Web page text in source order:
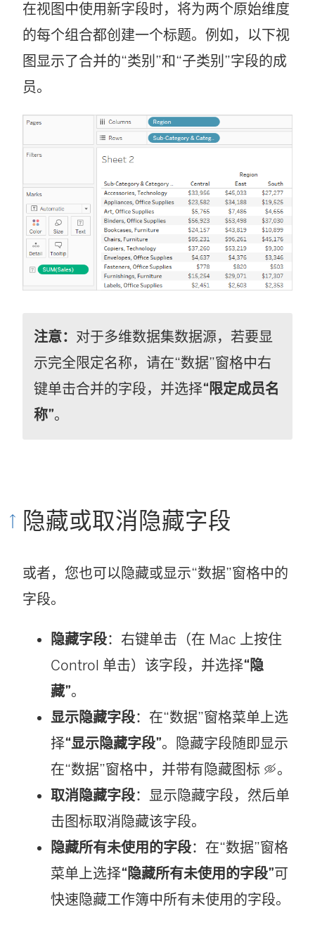
在视图中使用新字段时，将为两个原始维度
的每个组合都创建一个标题。例如，以下视
图显示了合并的“类别”和“子类别”字段的成
员。
注意： 对于多维数据集数据源，若要显
示完全限定名称，请在“数据”窗格中右
键单击合并的字段，并选择“限定成员名
称”。
隐藏或取消隐藏字段
或者，您也可以隐藏或显示“数据”窗格中的
字段。
隐藏字段：右键单击（在 Mac 上按住
Control 单击）该字段，并选择“隐
藏”。
显示隐藏字段：在“数据”窗格菜单上选
择“显示隐藏字段”。隐藏字段随即显示
在“数据”窗格中，并带有隐藏图标
。
取消隐藏字段：显示隐藏字段，然后单
击图标取消隐藏该字段。
隐藏所有未使用的字段：在“数据”窗格
菜单上选择“隐藏所有未使用的字段”可
快速隐藏工作簿中所有未使用的字段。